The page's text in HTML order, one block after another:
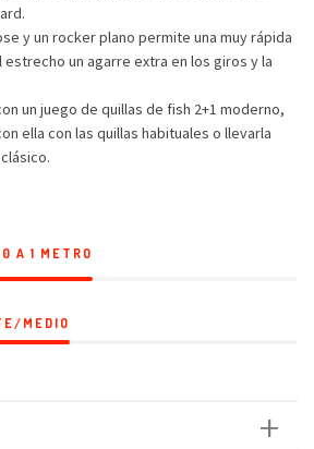
y un rocker plano permite una muy rápida
estrecho un agarre extra en los giros y la
un juego de quillas de fish 2+1 moderno,
ella con las quillas habituales o llevarla
0 A 1 METRO
MEDIO